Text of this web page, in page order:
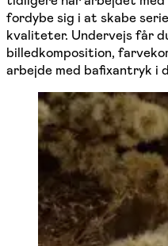
fordybe sig i at skabe
kvaliteter. Undervejs får
billedkomposition,
arbejde med bafixantryk i